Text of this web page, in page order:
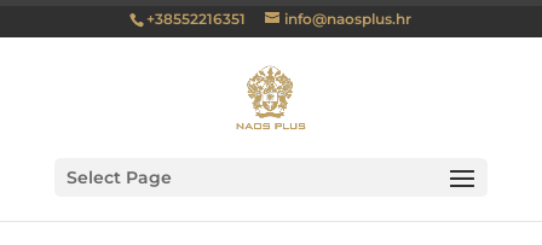
+38552216351 info@naosplus.hr
Select Page